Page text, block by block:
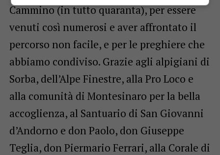
Cammino (in tutto quaranta), per essere
venuti così numerosi e aver affrontato il
percorso non facile, e per le preghiere che
abbiamo condiviso. Grazie agli alpigiani di
Sorba, dell’Alpe Finestre, alla Pro Loco e
alla comunità di Montesinaro per la bella
accoglienza, al Santuario di San Giovanni
d’Andorno e don Paolo, don Giuseppe
Teglia, don Piermario Ferrari, alla Corale di